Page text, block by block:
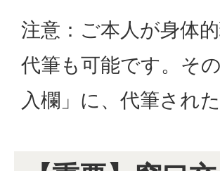
注意：ご本人が身体
代筆も可能です。そ
入欄」に、代筆され